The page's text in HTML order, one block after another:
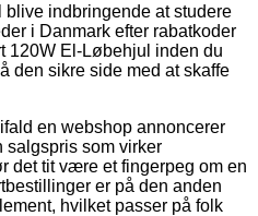
indbringende at studere
i Danmark efter rabatkoder
120W El-Løbehjul inden du
den sikre side med at skaffe
en webshop annoncerer
salgspris som virker
det tit være et fingerpeg om en
er på den anden
hvilket passer på folk